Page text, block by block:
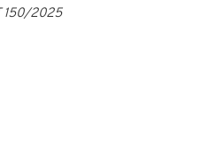
150/2025